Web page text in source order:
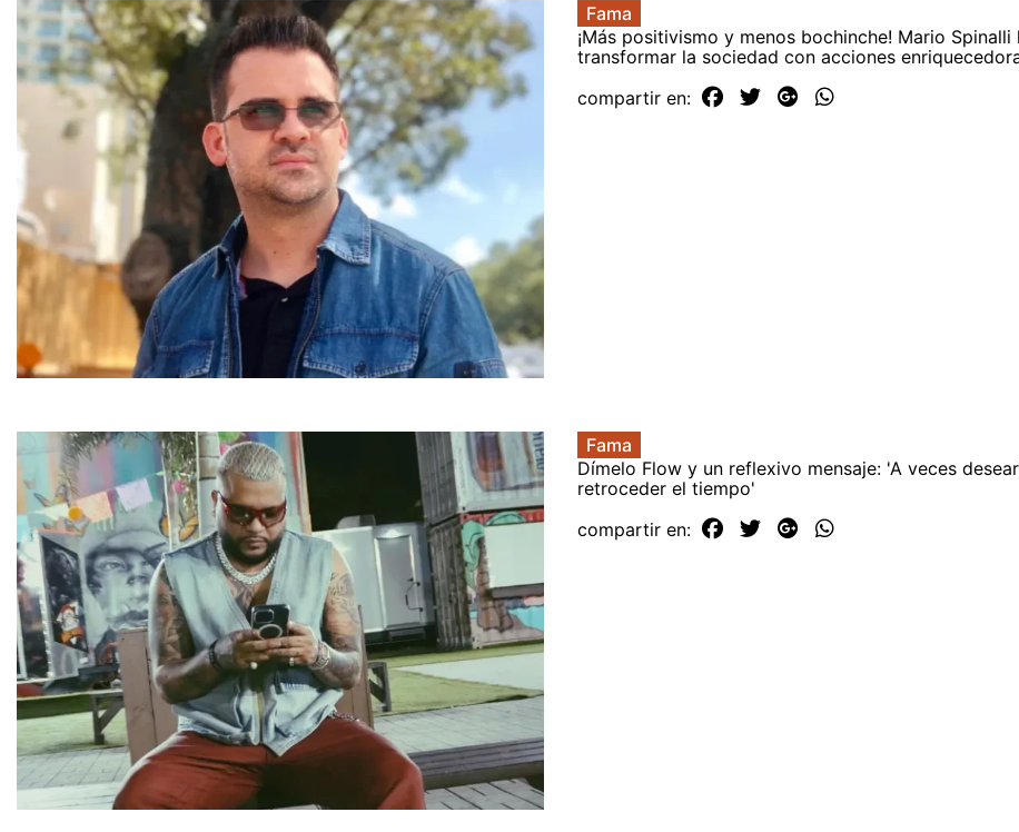
Fama
¡Más positivismo y menos bochinche! Mario Spinalli
transformar la sociedad con acciones
compartir en:
Fama
Dímelo Flow y un reflexivo mensaje: 'A veces
retroceder el tiempo'
compartir en: